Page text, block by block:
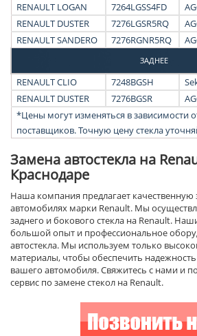
RENAULT LOGAN
7264LGSS4FD
RENAULT DUSTER
7276LGSR5RQ
RENAULT SANDERO
7276RGNR5RQ
ЗАДНЕЕ
RENAULT CLIO 7248BGSH
RENAULT DUSTER
7276BGSR
*Цены могут изменяться в зависимости
поставщиков. Точную цену стекла
Замена автостекла на
Краснодаре
Наша компания предлагает качественную
автомобилях марки Renault. Мы
заднего и бокового стекла на Renault.
большой опыт и профессиональное
автостекла. Мы используем только
материалы, чтобы обеспечить надежность
вашего автомобиля. Свяжитесь с нами и
сервис по замене стекол на Renault.